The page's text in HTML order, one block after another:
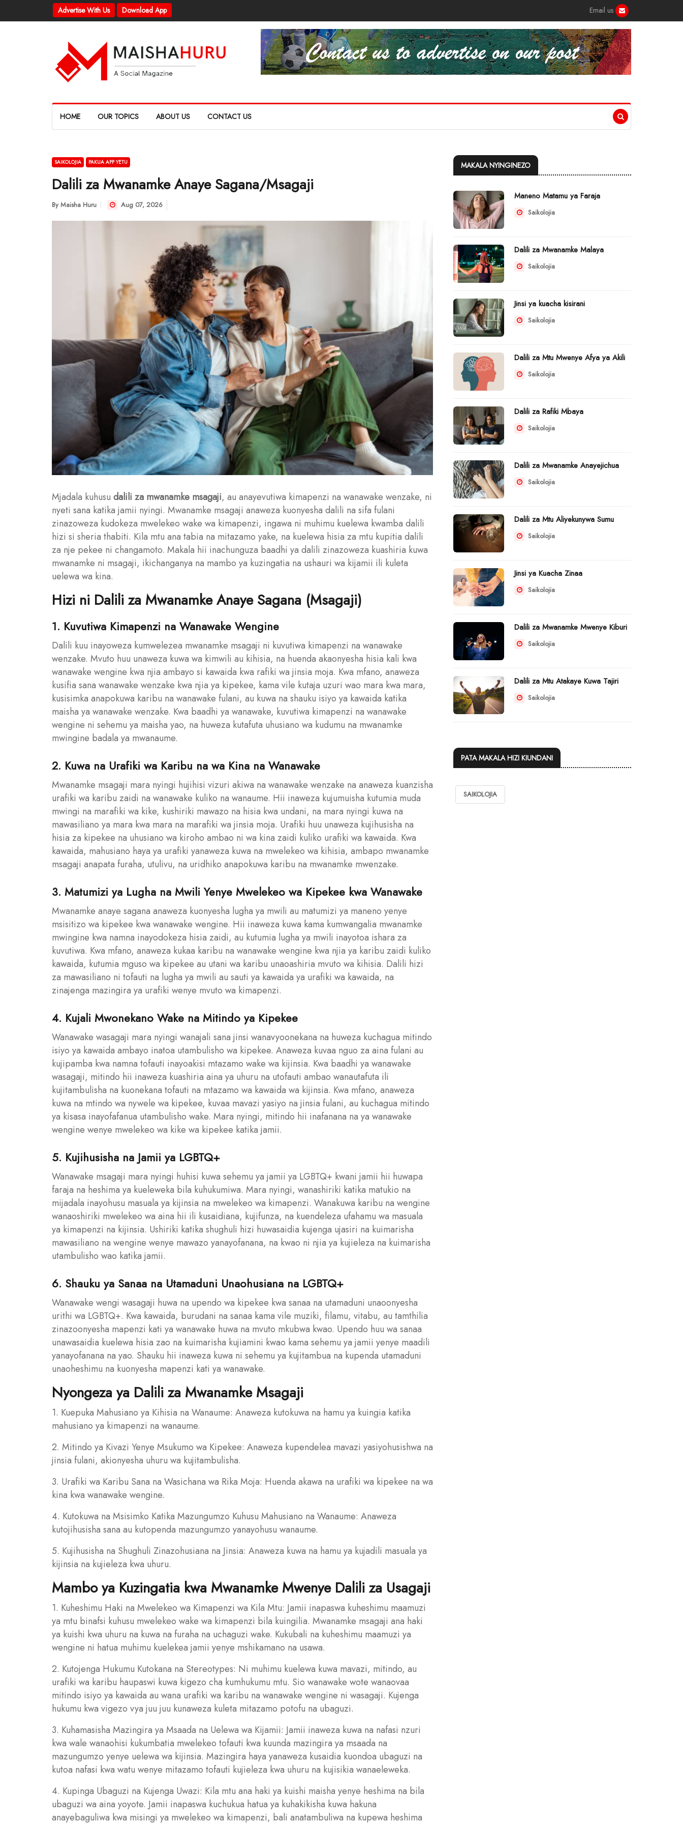
Advertise With Us Download App Email us
HOME OUR TOPICS ABOUT US CONTACT US
SAIKOLOJIA PAKUA APP YETU
Dalili za Mwanamke Anaye Sagana/Msagaji
By Maisha Huru Aug 07, 2026
Mjadala kuhusu dalili za mwanamke msagaji, au anayevutiwa kimapenzi na wanawake wenzake, ni
nyeti sana katika jamii nyingi. Mwanamke msagaji anaweza kuonyesha dalili na sifa fulani
zinazoweza kudokeza mwelekeo wake wa kimapenzi, ingawa ni muhimu kuelewa kwamba dalili
hizi si sheria thabiti. Kila mtu ana tabia na mitazamo yake, na kuelewa hisia za mtu kupitia dalili
za nje pekee ni changamoto. Makala hii inachunguza baadhi ya dalili zinazoweza kuashiria kuwa
mwanamke ni msagaji, ikichanganya na mambo ya kuzingatia na ushauri wa kijamii ili kuleta
uelewa wa kina.
Hizi ni Dalili za Mwanamke Anaye Sagana (Msagaji)
1. Kuvutiwa Kimapenzi na Wanawake Wengine
Dalili kuu inayoweza kumwelezea mwanamke msagaji ni kuvutiwa kimapenzi na wanawake
wenzake. Mvuto huu unaweza kuwa wa kimwili au kihisia, na huenda akaonyesha hisia kali kwa
wanawake wengine kwa njia ambayo si kawaida kwa rafiki wa jinsia moja. Kwa mfano, anaweza
kusifia sana wanawake wenzake kwa njia ya kipekee, kama vile kutaja uzuri wao mara kwa mara,
kusisimka anapokuwa karibu na wanawake fulani, au kuwa na shauku isiyo ya kawaida katika
maisha ya wanawake wenzake. Kwa baadhi ya wanawake, kuvutiwa kimapenzi na wanawake
wengine ni sehemu ya maisha yao, na huweza kutafuta uhusiano wa kudumu na mwanamke
mwingine badala ya mwanaume.
2. Kuwa na Urafiki wa Karibu na wa Kina na Wanawake
Mwanamke msagaji mara nyingi hujihisi vizuri akiwa na wanawake wenzake na anaweza kuanzisha
urafiki wa karibu zaidi na wanawake kuliko na wanaume. Hii inaweza kujumuisha kutumia muda
mwingi na marafiki wa kike, kushiriki mawazo na hisia kwa undani, na mara nyingi kuwa na
mawasiliano ya mara kwa mara na marafiki wa jinsia moja. Urafiki huu unaweza kujihusisha na
hisia za kipekee na uhusiano wa kiroho ambao ni wa kina zaidi kuliko urafiki wa kawaida. Kwa
kawaida, mahusiano haya ya urafiki yanaweza kuwa na mwelekeo wa kihisia, ambapo mwanamke
msagaji anapata furaha, utulivu, na uridhiko anapokuwa karibu na mwanamke mwenzake.
3. Matumizi ya Lugha na Mwili Yenye Mwelekeo wa Kipekee kwa Wanawake
Mwanamke anaye sagana anaweza kuonyesha lugha ya mwili au matumizi ya maneno yenye
msisitizo wa kipekee kwa wanawake wengine. Hii inaweza kuwa kama kumwangalia mwanamke
mwingine kwa namna inayodokeza hisia zaidi, au kutumia lugha ya mwili inayotoa ishara za
kuvutiwa. Kwa mfano, anaweza kukaa karibu na wanawake wengine kwa njia ya karibu zaidi kuliko
kawaida, kutumia mguso wa kipekee au utani wa karibu unaoashiria mvuto wa kihisia. Dalili hizi
za mawasiliano ni tofauti na lugha ya mwili au sauti ya kawaida ya urafiki wa kawaida, na
zinajenga mazingira ya urafiki wenye mvuto wa kimapenzi.
4. Kujali Mwonekano Wake na Mitindo ya Kipekee
Wanawake wasagaji mara nyingi wanajali sana jinsi wanavyoonekana na huweza kuchagua mitindo
isiyo ya kawaida ambayo inatoa utambulisho wa kipekee. Anaweza kuvaa nguo za aina fulani au
kujipamba kwa namna tofauti inayoakisi mtazamo wake wa kijinsia. Kwa baadhi ya wanawake
wasagaji, mitindo hii inaweza kuashiria aina ya uhuru na utofauti ambao wanautafuta ili
kujitambulisha na kuonekana tofauti na mtazamo wa kawaida wa kijinsia. Kwa mfano, anaweza
kuwa na mtindo wa nywele wa kipekee, kuvaa mavazi yasiyo na jinsia fulani, au kuchagua mitindo
ya kisasa inayofafanua utambulisho wake. Mara nyingi, mitindo hii inafanana na ya wanawake
wengine wenye mwelekeo wa kike wa kipekee katika jamii.
5. Kujihusisha na Jamii ya LGBTQ+
Wanawake msagaji mara nyingi huhisi kuwa sehemu ya jamii ya LGBTQ+ kwani jamii hii huwapa
faraja na heshima ya kueleweka bila kuhukumiwa. Mara nyingi, wanashiriki katika matukio na
mijadala inayohusu masuala ya kijinsia na mwelekeo wa kimapenzi. Wanakuwa karibu na wengine
wanaoshiriki mwelekeo wa aina hii ili kusaidiana, kujifunza, na kuendeleza ufahamu wa masuala
ya kimapenzi na kijinsia. Ushiriki katika shughuli hizi huwasaidia kujenga ujasiri na kuimarisha
mawasiliano na wengine wenye mawazo yanayofanana, na kwao ni njia ya kujieleza na kuimarisha
utambulisho wao katika jamii.
6. Shauku ya Sanaa na Utamaduni Unaohusiana na LGBTQ+
Wanawake wengi wasagaji huwa na upendo wa kipekee kwa sanaa na utamaduni unaoonyesha
urithi wa LGBTQ+. Kwa kawaida, burudani na sanaa kama vile muziki, filamu, vitabu, au tamthilia
zinazoonyesha mapenzi kati ya wanawake huwa na mvuto mkubwa kwao. Upendo huu wa sanaa
unawasaidia kuelewa hisia zao na kuimarisha kujiamini kwao kama sehemu ya jamii yenye maadili
yanayofanana na yao. Shauku hii inaweza kuwa ni sehemu ya kujitambua na kupenda utamaduni
unaoheshimu na kuonyesha mapenzi kati ya wanawake.
Nyongeza ya Dalili za Mwanamke Msagaji
1. Kuepuka Mahusiano ya Kihisia na Wanaume: Anaweza kutokuwa na hamu ya kuingia katika
mahusiano ya kimapenzi na wanaume.
2. Mitindo ya Kivazi Yenye Msukumo wa Kipekee: Anaweza kupendelea mavazi yasiyohusishwa na
jinsia fulani, akionyesha uhuru wa kujitambulisha.
3. Urafiki wa Karibu Sana na Wasichana wa Rika Moja: Huenda akawa na urafiki wa kipekee na wa
kina kwa wanawake wengine.
4. Kutokuwa na Msisimko Katika Mazungumzo Kuhusu Mahusiano na Wanaume: Anaweza
kutojihusisha sana au kutopenda mazungumzo yanayohusu wanaume.
5. Kujihusisha na Shughuli Zinazohusiana na Jinsia: Anaweza kuwa na hamu ya kujadili masuala ya
kijinsia na kujieleza kwa uhuru.
Mambo ya Kuzingatia kwa Mwanamke Mwenye Dalili za Usagaji
1. Kuheshimu Haki na Mwelekeo wa Kimapenzi wa Kila Mtu: Jamii inapaswa kuheshimu maamuzi
ya mtu binafsi kuhusu mwelekeo wake wa kimapenzi bila kuingilia. Mwanamke msagaji ana haki
ya kuishi kwa uhuru na kuwa na furaha na uchaguzi wake. Kukubali na kuheshimu maamuzi ya
wengine ni hatua muhimu kuelekea jamii yenye mshikamano na usawa.
2. Kutojenga Hukumu Kutokana na Stereotypes: Ni muhimu kuelewa kuwa mavazi, mitindo, au
urafiki wa karibu haupaswi kuwa kigezo cha kumhukumu mtu. Sio wanawake wote wanaovaa
mitindo isiyo ya kawaida au wana urafiki wa karibu na wanawake wengine ni wasagaji. Kujenga
hukumu kwa vigezo vya juu juu kunaweza kuleta mitazamo potofu na ubaguzi.
3. Kuhamasisha Mazingira ya Msaada na Uelewa wa Kijamii: Jamii inaweza kuwa na nafasi nzuri
kwa wale wanaohisi kukumbatia mwelekeo tofauti kwa kuunda mazingira ya msaada na
mazungumzo yenye uelewa wa kijinsia. Mazingira haya yanaweza kusaidia kuondoa ubaguzi na
kutoa nafasi kwa watu wenye mitazamo tofauti kujieleza kwa uhuru na kujisikia wanaeleweka.
4. Kupinga Ubaguzi na Kujenga Uwazi: Kila mtu ana haki ya kuishi maisha yenye heshima na bila
ubaguzi wa aina yoyote. Jamii inapaswa kuchukua hatua ya kuhakikisha kuwa hakuna
anayebaguliwa kwa misingi ya mwelekeo wa kimapenzi, bali anatambuliwa na kupewa heshima
MAKALA NYINGINEZO
Maneno Matamu ya Faraja
Saikolojia
Dalili za Mwanamke Malaya
Saikolojia
Jinsi ya kuacha kisirani
Saikolojia
Dalili za Mtu Mwenye Afya ya Akili
Saikolojia
Dalili za Rafiki Mbaya
Saikolojia
Dalili za Mwanamke Anayejichua
Saikolojia
Dalili za Mtu Aliyekunywa Sumu
Saikolojia
Jinsi ya Kuacha Zinaa
Saikolojia
Dalili za Mwanamke Mwenye Kiburi
Saikolojia
Dalili za Mtu Atakaye Kuwa Tajiri
Saikolojia
PATA MAKALA HIZI KIUNDANI
SAIKOLOJIA